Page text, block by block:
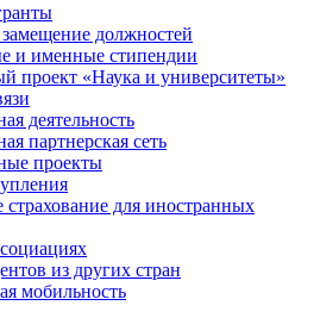
должностей
и именные стипендии
проект «Наука и университеты»
деятельность
партнерская сеть
проекты
для иностранных
из других стран
мобильность